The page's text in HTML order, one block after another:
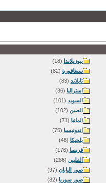
نيوزيلاندا (18)
سنغافورة (82)
تايلاند (83)
استراليا (36)
السويد (101)
الصين (102)
المانيا (71)
اندونيسيا (75)
بلجيكا (48)
فرنسا (176)
الفلبين (286)
صور اليابان (97)
صور سوريا (82)